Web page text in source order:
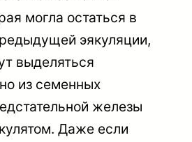
могла остаться в
эякуляции,
выделяться
из семенных
железы
Даже если